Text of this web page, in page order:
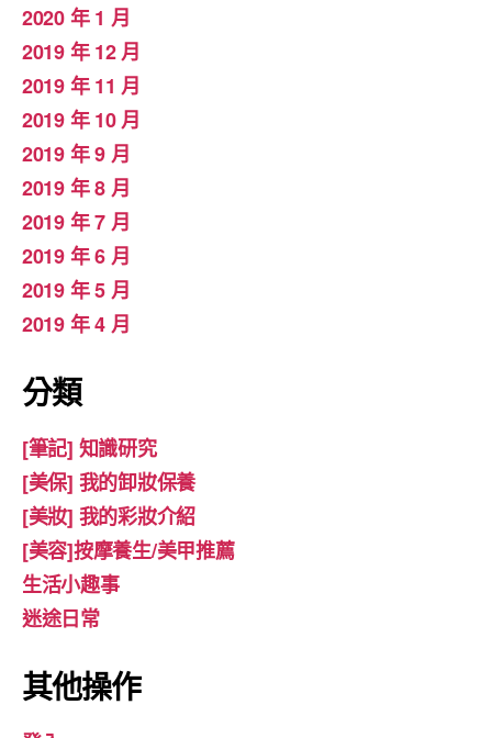
2020 年 1 月
2019 年 12 月
2019 年 11 月
2019 年 10 月
2019 年 9 月
2019 年 8 月
2019 年 7 月
2019 年 6 月
2019 年 5 月
2019 年 4 月
分類
[筆記] 知識研究
[美保] 我的卸妝保養
[美妝] 我的彩妝介紹
[美容]按摩養生/美甲推薦
生活小趣事
迷途日常
其他操作